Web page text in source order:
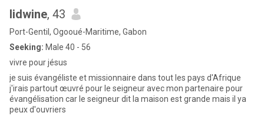
lidwine, 43
Port-Gentil, Ogooué-Maritime, Gabon
Seeking: Male 40 - 56
vivre pour jésus
je suis évangéliste et missionnaire dans tout les pays d'Afrique
j'irais partout œuvré pour le seigneur avec mon partenaire pour
évangélisation car le seigneur dit la maison est grande mais il ya
peux d'ouvriers